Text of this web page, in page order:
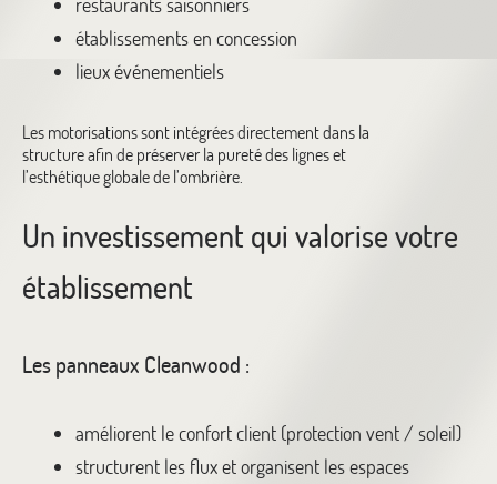
établissements en concession
lieux événementiels
Les motorisations sont intégrées directement dans la
structure afin de préserver la pureté des lignes et
l’esthétique globale de l’ombrière.
Un investissement qui valorise votre
établissement
Les panneaux Cleanwood :
améliorent le confort client (protection vent / soleil)
structurent les flux et organisent les espaces